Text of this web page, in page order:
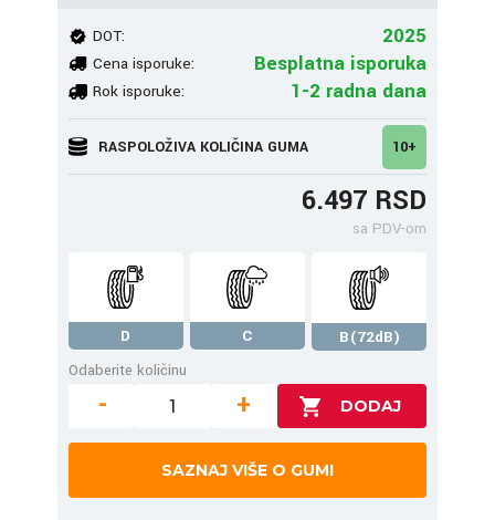
DOT: 2025
Cena isporuke: Besplatna isporuka
Rok isporuke: 1-2 radna dana
RASPOLOŽIVA KOLIČINA GUMA 10+
6.497 RSD
sa PDV-om
D C
B(72dB)
Odaberite količinu
- +
SAZNAJ VIŠE O GUMI